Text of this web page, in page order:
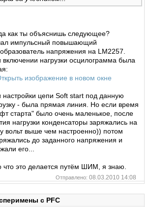
как ты объяснишь следующее?
импульсный повышающий
напряжения на LM2257.
включении нагрузки осцилограмма была
настройки цепи Soft start под данную
- была прямая линия. Но если время
старта" было очень маленькое, после
нагрузки конденсаторы заряжались на
вольт выше чем настроенно)) потом
до заданного напряжения и
его...
что это делается путём ШИМ, я знаю.
Отправлено: 08.03.2010 14:08
с PFC